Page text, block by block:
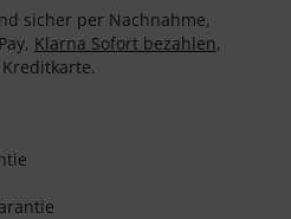
sicher per Nachnahme,
Klarna Sofort bezahlen,